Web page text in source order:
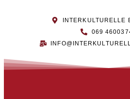
INTERKULTURELLE
069